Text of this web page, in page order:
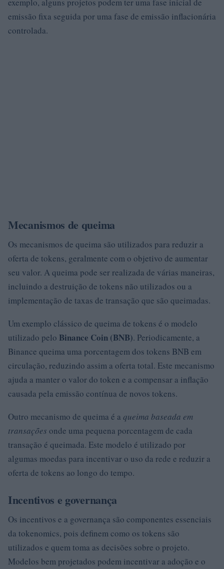
emissão fixa seguida por uma fase de emissão inflacionária
controlada.
Mecanismos de queima
Os mecanismos de queima são utilizados para reduzir a
oferta de tokens, geralmente com o objetivo de aumentar
seu valor. A queima pode ser realizada de várias maneiras,
incluindo a destruição de tokens não utilizados ou a
implementação de taxas de transação que são queimadas.
Um exemplo clássico de queima de tokens é o modelo
utilizado pelo Binance Coin (BNB). Periodicamente, a
Binance queima uma porcentagem dos tokens BNB em
circulação, reduzindo assim a oferta total. Este mecanismo
ajuda a manter o valor do token e a compensar a inflação
causada pela emissão contínua de novos tokens.
Outro mecanismo de queima é a queima baseada em
transações onde uma pequena porcentagem de cada
transação é queimada. Este modelo é utilizado por
algumas moedas para incentivar o uso da rede e reduzir a
oferta de tokens ao longo do tempo.
Incentivos e governança
Os incentivos e a governança são componentes essenciais
da tokenomics, pois definem como os tokens são
utilizados e quem toma as decisões sobre o projeto.
Modelos bem projetados podem incentivar a adoção e o